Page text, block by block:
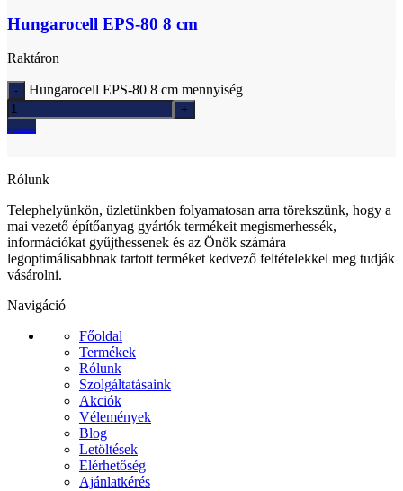
Hungarocell EPS-80 8 cm
Raktáron
Hungarocell EPS-80 8 cm mennyiség
Ajánlatkérés
Rólunk
Telephelyünkön, üzletünkben folyamatosan arra törekszünk, hogy a
mai vezető építőanyag gyártók termékeit megismerhessék,
információkat gyűjthessenek és az Önök számára
legoptimálisabbnak tartott terméket kedvező feltételekkel meg tudják
vásárolni.
Navigáció
Főoldal
Termékek
Rólunk
Szolgáltatásaink
Akciók
Vélemények
Blog
Letöltések
Elérhetőség
Ajánlatkérés